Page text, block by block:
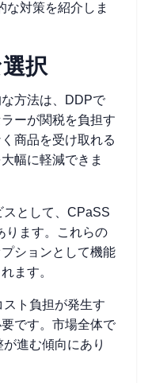
な対策を紹介しま
択
方法は、DDPで
ーが関税を負担す
商品を受け取れる
幅に軽減できま
として、CPaSS
ります。これらの
ションとして機能
ます。
ト負担が発生す
です。市場全体で
進む傾向にあり